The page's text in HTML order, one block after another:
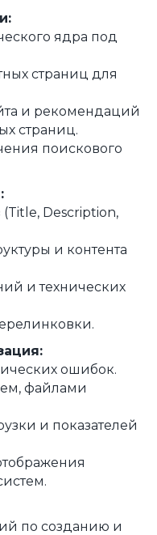
ядра под
страниц для
и рекомендаций
страниц.
поискового
Description,
и контента
и технических
ошибок.
файлами
и показателей
по созданию и